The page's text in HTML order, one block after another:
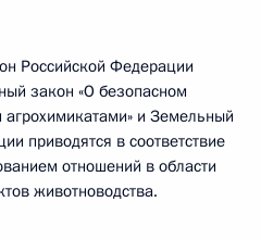
Российской Федерации
закон «О безопасном
и Земельный
приводятся в соответствие
отношений в области
животноводства.